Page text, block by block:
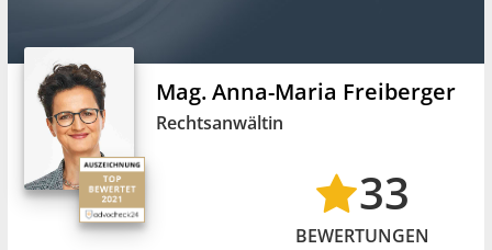
Mag. Anna-Maria Freiberger
Rechtsanwältin
33
BEWERTUNGEN